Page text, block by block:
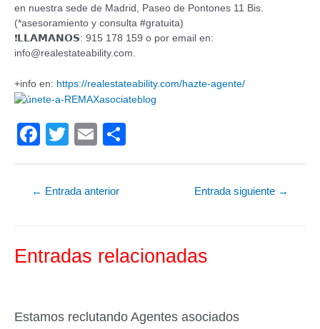
en nuestra sede de Madrid, Paseo de Pontones 11 Bis.
(*asesoramiento y consulta #gratuita)
❗𝗟𝗟𝗔𝗠𝗔𝗡𝗢𝗦: 915 178 159 o por email en:
info@realestateability.com.
+info en: https://realestateability.com/hazte-agente/
F
a
e
o
o
T
wi
er
E
m o
tir
← Entrada anterior Entrada siguiente →
Entradas relacionadas
Estamos reclutando Agentes asociados